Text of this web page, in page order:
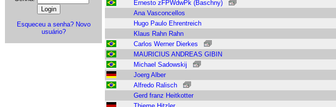
Esqueceu a senha? Novo
usuário?
Ernesto zFPWdwPk (Baschny)
Ana Vasconcellos
Hugo Paulo Ehrentreich
Klaus Rahn Rahn
Carlos Werner Dierkes
MAURICIUS ANDREAS GIBIN
Michael Sadowskij
Joerg Alber
Alfredo Ralisch
Gerd franz Heitkotter